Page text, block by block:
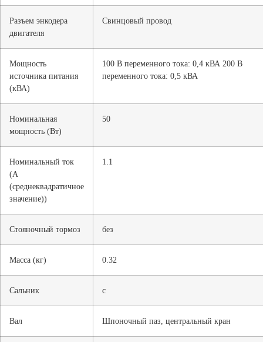
Разъем энкодера
двигателя
Свинцовый провод
Мощность
источника питания
(кВА)
100 В переменного тока: 0,4 кВА 200 В
переменного тока: 0,5 кВА
Номинальная
мощность (Вт)
50
Номинальный ток
(А
(среднеквадратичное
значение))
1.1
Стояночный тормоз без
Масса (кг) 0.32
Сальник с
Вал Шпоночный паз, центральный кран